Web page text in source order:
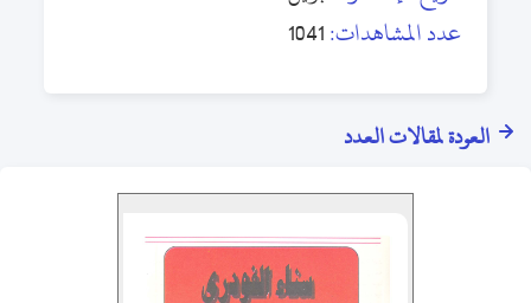
عدد المشاهدات:1041
العودة لمقالات العدد